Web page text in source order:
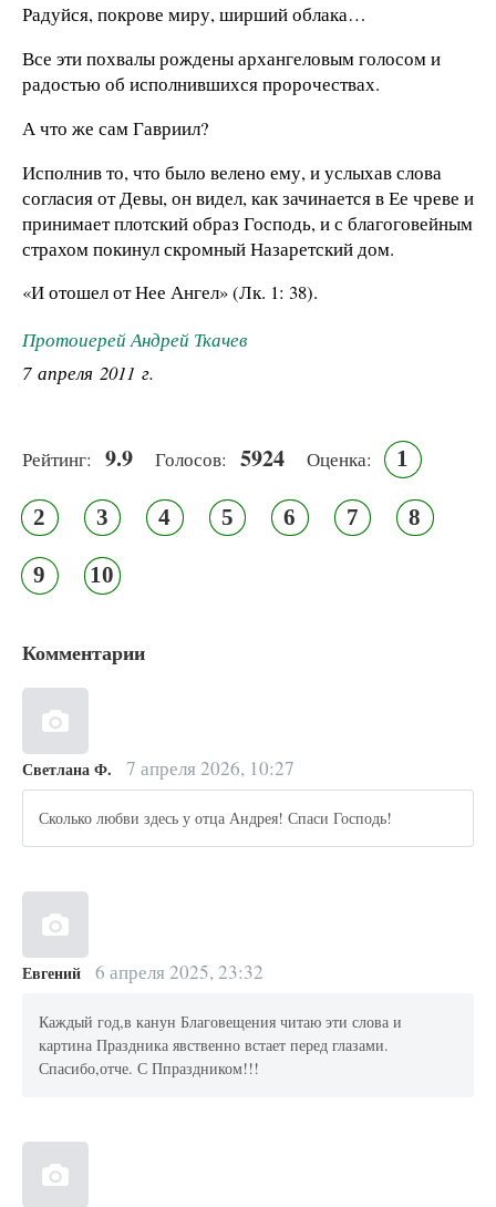
Радуйся, покрове миру, ширший облака…
Все эти похвалы рождены архангеловым голосом и
радостью об исполнившихся пророчествах.
А что же сам Гавриил?
Исполнив то, что было велено ему, и услыхав слова
согласия от Девы, он видел, как зачинается в Ее чреве и
принимает плотский образ Господь, и с благоговейным
страхом покинул скромный Назаретский дом.
«И отошел от Нее Ангел» (Лк. 1: 38).
Протоиерей Андрей Ткачев
7 апреля 2011 г.
Рейтинг: 9.9 Голосов: 5924 Оценка: 1
2 3 4 5 6 7 8
9 10
Комментарии
Светлана Ф. 7 апреля 2026, 10:27
Сколько любви здесь у отца Андрея! Спаси Господь!
Евгений 6 апреля 2025, 23:32
Каждый год,в канун Благовещения читаю эти слова и
картина Праздника явственно встает перед глазами.
Спасибо,отче. С Ппраздником!!!